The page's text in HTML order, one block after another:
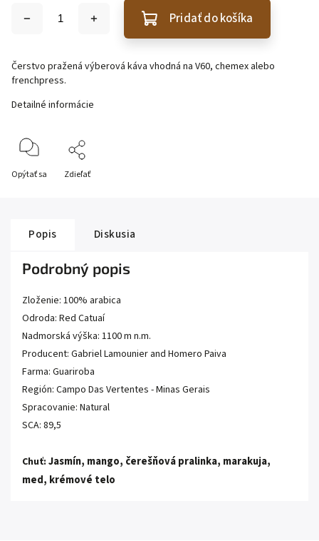
Pridať do košíka
Čerstvo pražená výberová káva vhodná na V60, chemex alebo
frenchpress.
Detailné informácie
Opýtať sa Zdieľať
Popis Diskusia
Podrobný popis
Zloženie: 100% arabica
Odroda: Red Catuaí
Nadmorská výška: 1100 m n.m.
Producent: Gabriel Lamounier and Homero Paiva
Farma: Guariroba
Región: Campo Das Vertentes - Minas Gerais
Spracovanie: Natural
SCA: 89,5
Chuť: Jasmín, mango, čerešňová pralinka, marakuja,
med, krémové telo